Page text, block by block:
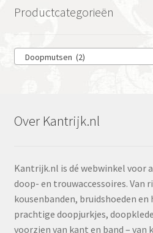
Productcategorieën
Doopmutsen (2)
Over Kantrijk.nl
Kantrijk.nl is dé webwinkel voor
doop- en trouwaccessoires. Van
kousenbanden, bruidshoeden
prachtige doopjurkjes,
voorzien van kant en band – van